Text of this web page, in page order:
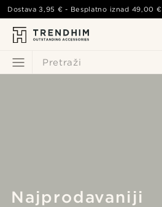
Pretraži
Dostava3,95 € - Besplatno iznad 49,00 €
Najprodavaniji